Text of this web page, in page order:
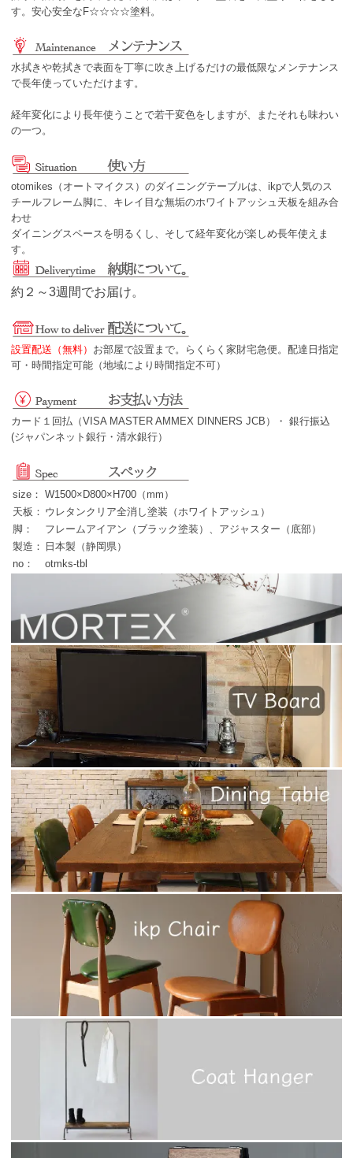
す。安心安全なF☆☆☆☆塗料。
水拭きや乾拭きで表面を丁寧に吹き上げるだけの最低限なメンテナンス
で長年使っていただけます。
経年変化により長年使うことで若干変色をしますが、またそれも味わい
の一つ。
otomikes（オートマイクス）のダイニングテーブルは、ikpで人気のス
チールフレーム脚に、キレイ目な無垢のホワイトアッシュ天板を組み合
わせ
ダイニングスペースを明るくし、そして経年変化が楽しめ長年使えま
す。
約２～3週間でお届け。
設置配送（無料） お部屋で設置まで。らくらく家財宅急便。配達日指定
可・時間指定可能（地域により時間指定不可）
カード１回払（VISA MASTER AMMEX DINNERS JCB）・ 銀行振込
(ジャパンネット銀行・清水銀行）
size： W1500×D800×H700（mm）
天板： ウレタンクリア全消し塗装（ホワイトアッシュ）
脚：
フレームアイアン（ブラック塗装）、アジャスター（底部）
製造：
日本製（静岡県）
no：
otmks-tbl